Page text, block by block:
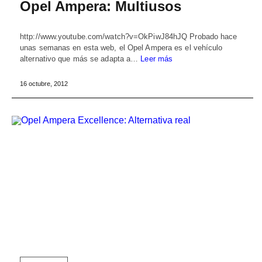
Opel Ampera: Multiusos
http://www.youtube.com/watch?v=OkPiwJ84hJQ Probado hace
unas semanas en esta web, el Opel Ampera es el vehículo
alternativo que más se adapta a… Leer más
16 octubre, 2012